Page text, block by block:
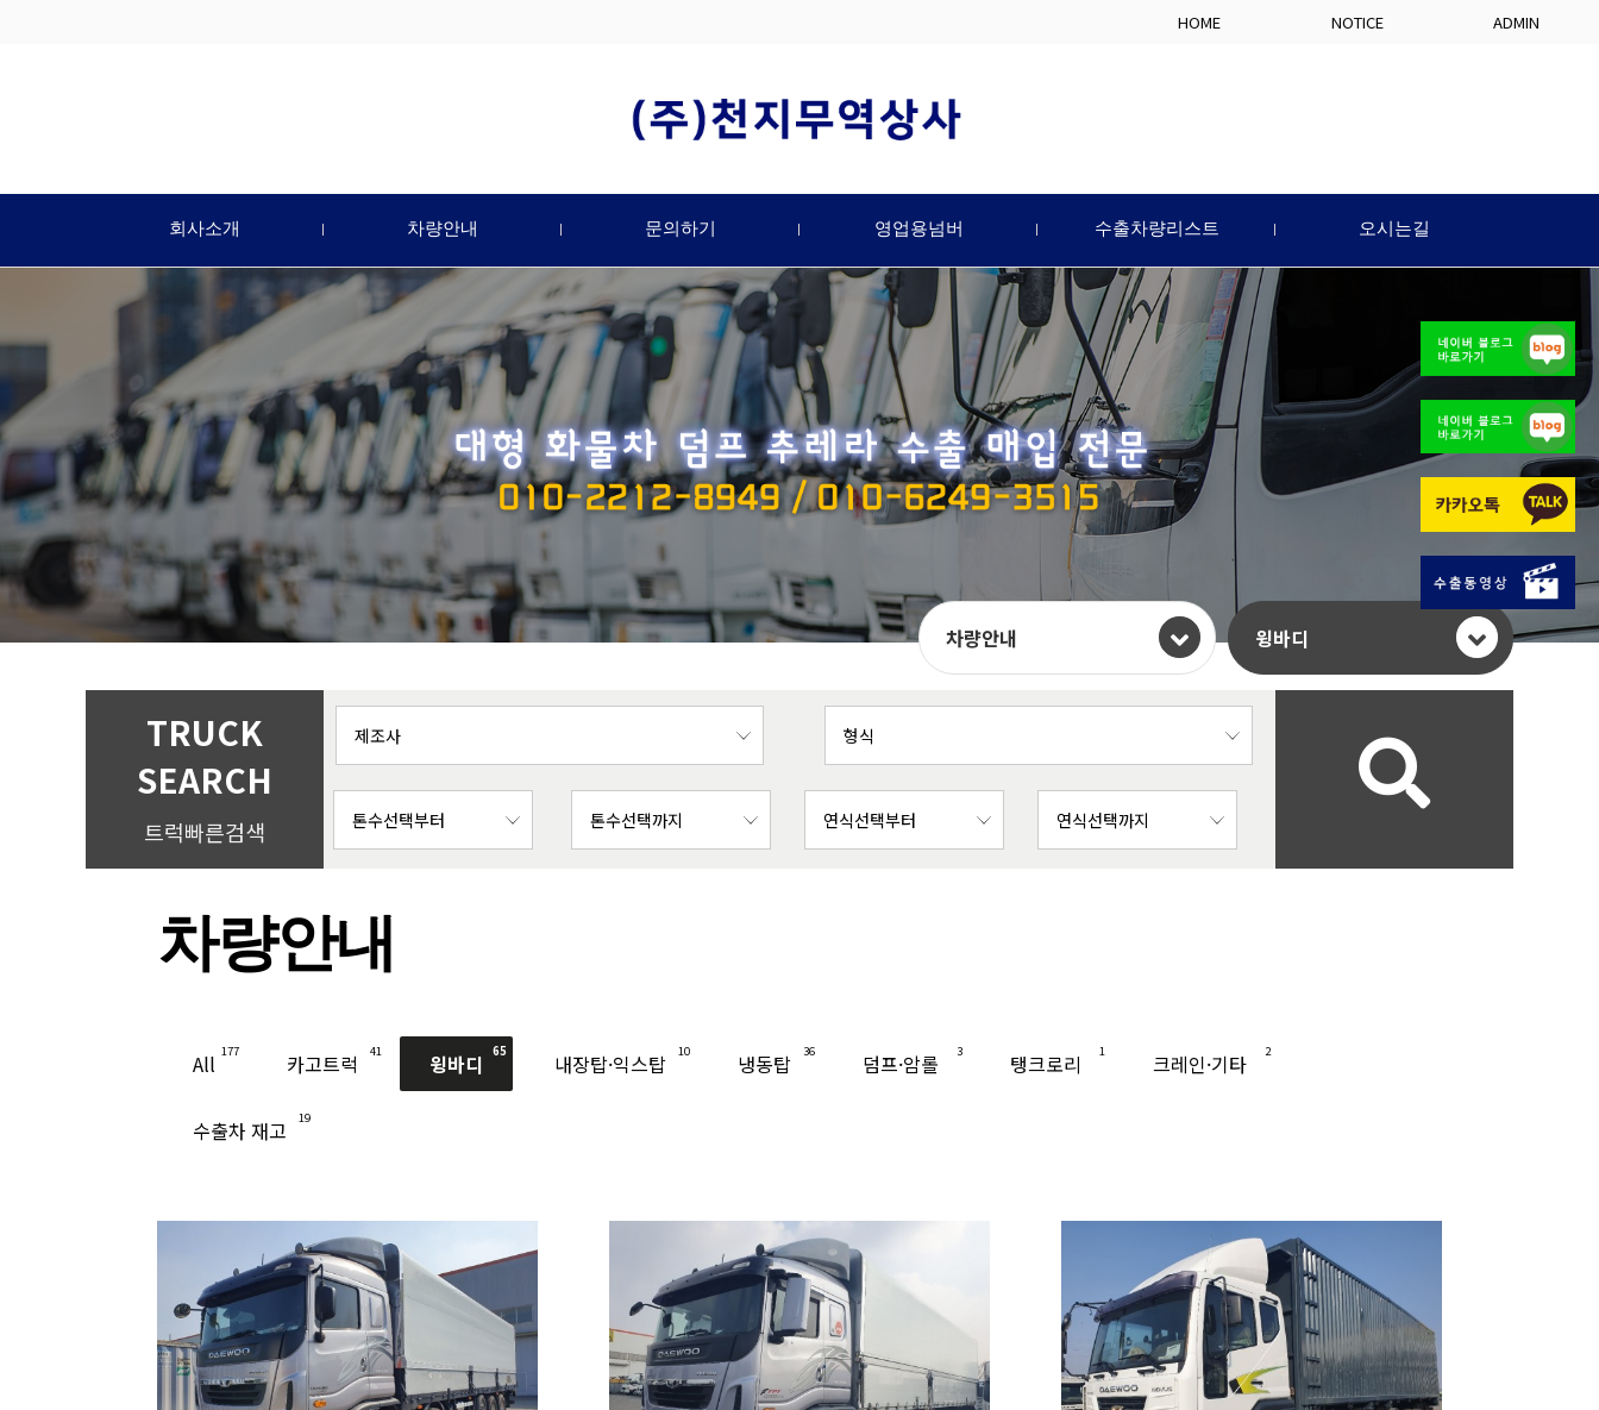
HOME NOTICE ADMIN
회사소개 차량안내 문의하기 영업용넘버 수출차량리스트 오시는길
차량안내 윙바디
TRUCK
SEARCH
트럭빠른검색
차량안내
All 177 카고트럭 41 윙바디 65 내장탑·익스탑 10 냉동탑 36 덤프·암롤 3 탱크로리 1 크레인·기타 2
수출차 재고 19